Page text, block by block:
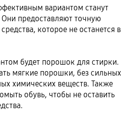
вариантом станут
предоставляют точную
которое не останется в
будет порошок для стирки.
мягкие порошки, без сильных
химических веществ. Также
обувь, чтобы не оставить